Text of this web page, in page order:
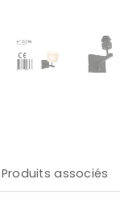
Produits associés